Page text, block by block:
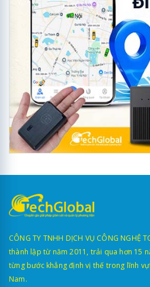
CÔNG TY TNHH DỊCH VỤ CÔNG NGHỆ
thành lập từ năm 2011, trải qua hơn 15
từng bước khẳng định vị thế trong lĩnh
Nam.